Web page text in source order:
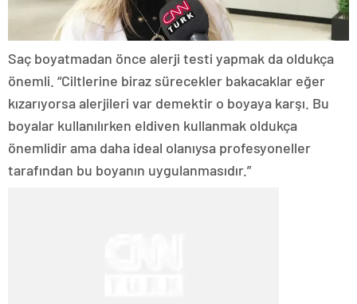
Saç boyatmadan önce alerji testi yapmak da oldukça
önemli. “Ciltlerine biraz sürecekler bakacaklar eğer
kızarıyorsa alerjileri var demektir o boyaya karşı. Bu
boyalar kullanılırken eldiven kullanmak oldukça
önemlidir ama daha ideal olanıysa profesyoneller
tarafından bu boyanın uygulanmasıdır.”